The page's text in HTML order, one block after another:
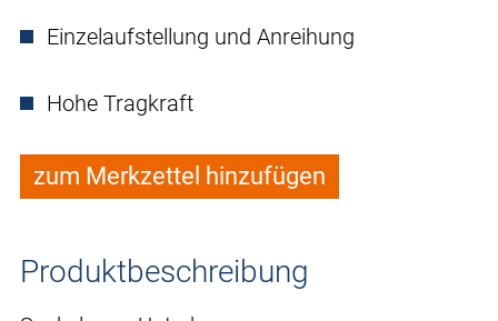
Einzelaufstellung und Anreihung
Hohe Tragkraft
zum Merkzettel hinzufügen
Produktbeschreibung